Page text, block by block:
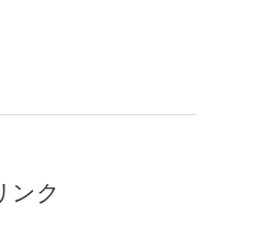
ンク